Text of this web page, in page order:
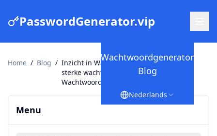
PasswordGenerator.vip
Wachtwoordgenerator
Blog
Nederlands
Home / Blog / Inzicht in Wachtwoordentropie: Creëer
sterke wachtwoorden met een Online
Wachtwoordgenerator
Menu